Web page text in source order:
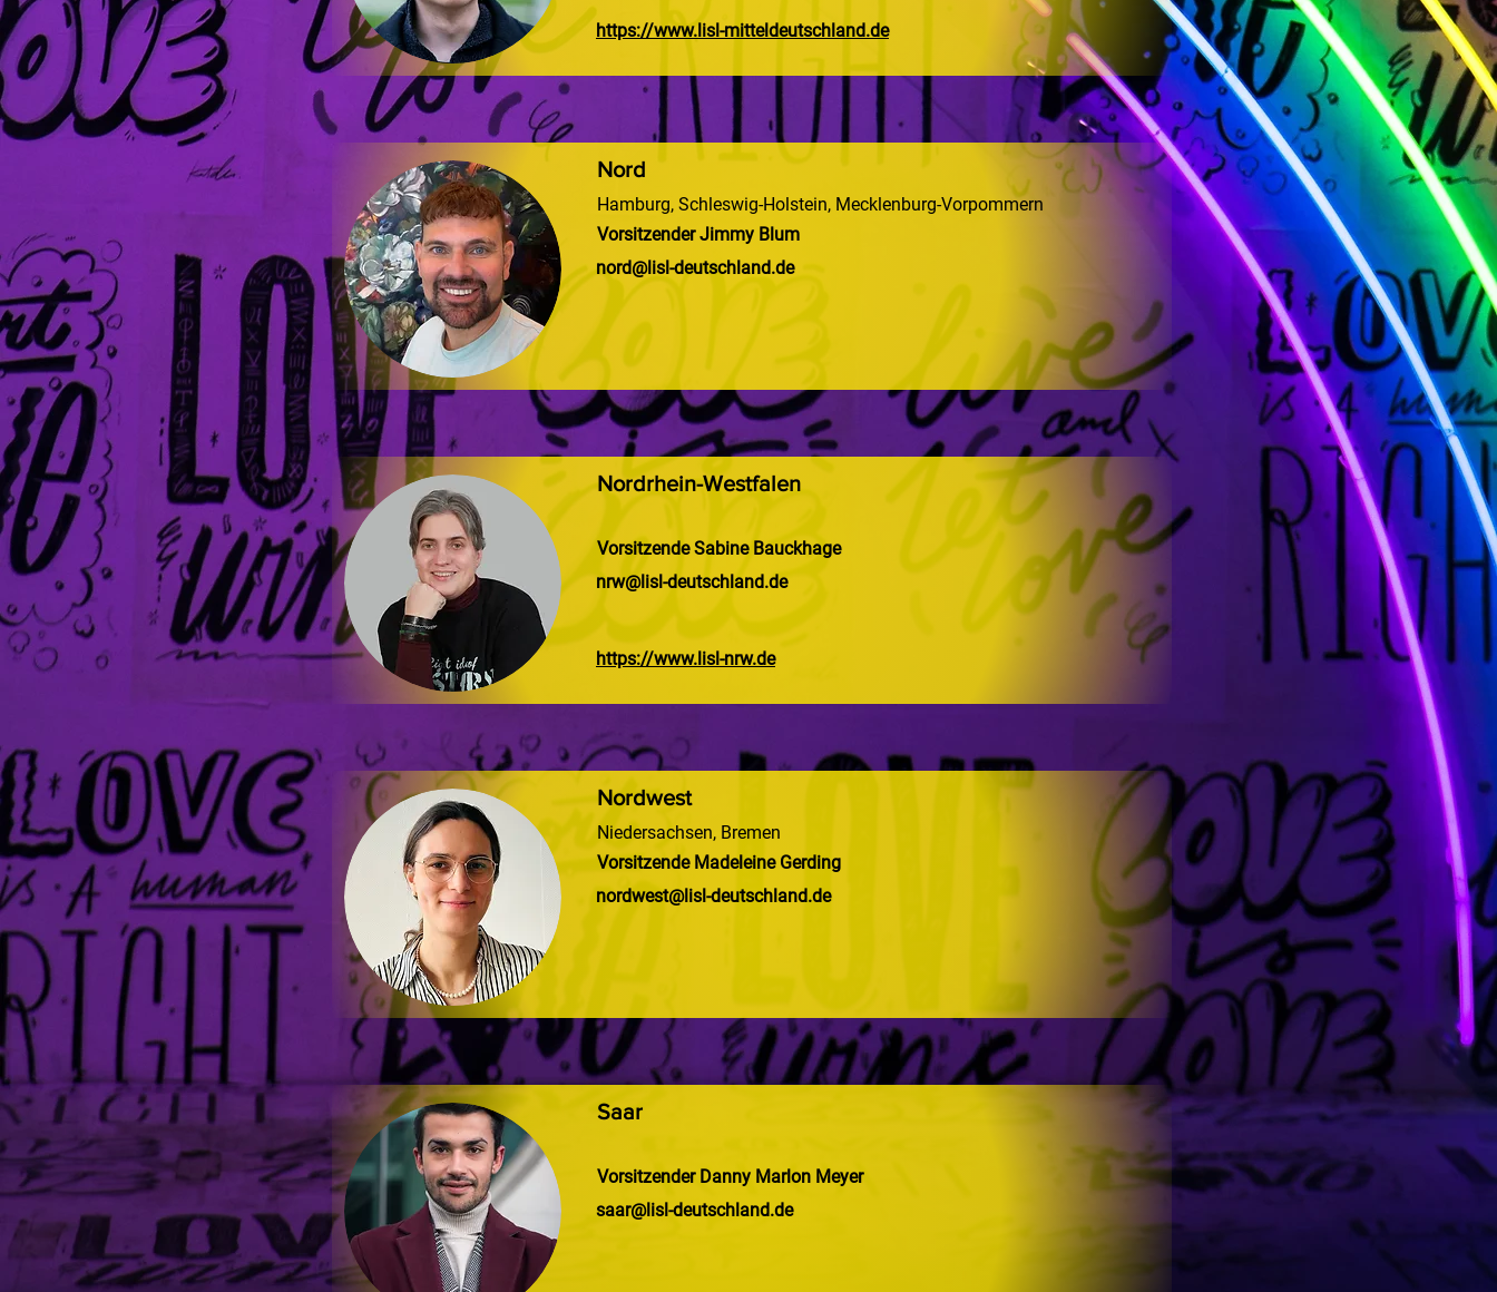
https://www.lisl-mitteldeutschland.de
Nord
Hamburg, Schleswig-Holstein, Mecklenburg-Vorpommern
Vorsitzender Jimmy Blum
nord@lisl-deutschland.de
Nordrhein-Westfalen
Vorsitzende Sabine Bauckhage
nrw@lisl-deutschland.de
https://www.lisl-nrw.de
Nordwest
Niedersachsen, Bremen
Vorsitzende Madeleine Gerding
nordwest@lisl-deutschland.de
Saar
Vorsitzender Danny Marlon Meyer
saar@lisl-deutschland.de